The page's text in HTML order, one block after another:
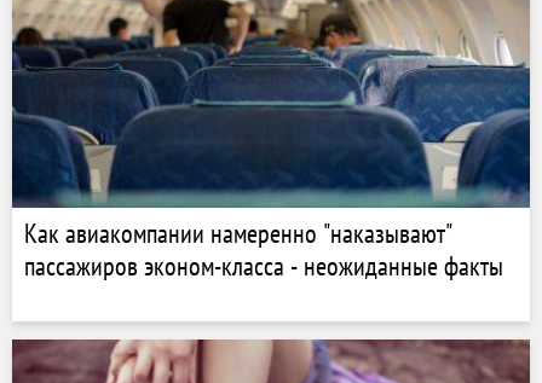
Как авиакомпании намеренно "наказывают"
пассажиров эконом-класса - неожиданные факты